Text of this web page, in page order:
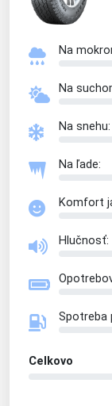
Na
Na
Na snehu:
Na ľade:
Komfort
Hlučnosť:
Spotreba
Celkovo